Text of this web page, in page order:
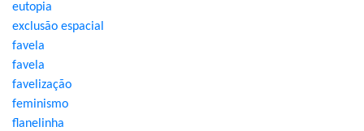
eutopia
exclusão espacial
favela
favela
favelização
feminismo
flanelinha